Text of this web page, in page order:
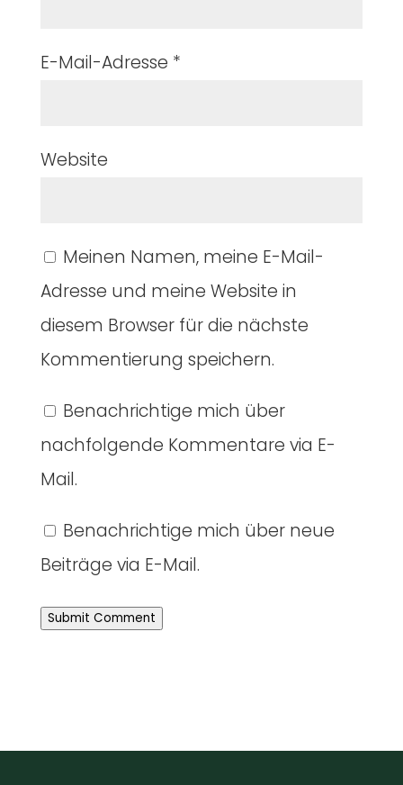
E-Mail-Adresse *
Website
Meinen Namen, meine E-Mail-
Adresse und meine Website in
diesem Browser für die nächste
Kommentierung speichern.
Benachrichtige mich über
nachfolgende Kommentare via E-
Mail.
Benachrichtige mich über neue
Beiträge via E-Mail.
Submit Comment